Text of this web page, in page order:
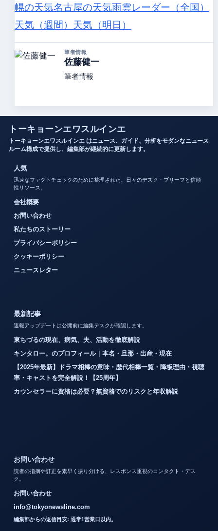
幌の天気名古屋の天気雨雲レーダー（全国）
天気（週間） 天気（明日）
筆者情報
佐藤健一
筆者情報
トーキョーンエワスルインエ
トーキョーンエワスルインエ はニュース、ガイド、分析をモダンなニュース
ルーム構成で提供し、編集部が継続的に更新します。
人気
迅速なファクトチェックのために整理された、日々のデスク・ブリーフと信頼
性リソース。
会社概要
お問い合わせ
私たちのストーリー
プライバシーポリシー
クッキーポリシー
ニュースレター
最新記事
速報アップデートは公開前に編集デスクが確認します。
東ちづるの現在、病気、夫、活動を徹底解説
キンタロー。のプロフィール｜本名・旦那・出産・現在
【2025年最新】ドラマ相棒の意味・歴代相棒一覧・降板理由・視聴
率・キャストを完全解説！【25周年】
カウンセラーに資格は必要？無資格でのリスクと年収解説
お問い合わせ
読者の指摘や訂正を素早く振り分ける、レスポンス重視のコンタクト・デス
ク。
お問い合わせ
info@tokyonewsline.com
編集部からの返信目安: 通常1営業日以内。